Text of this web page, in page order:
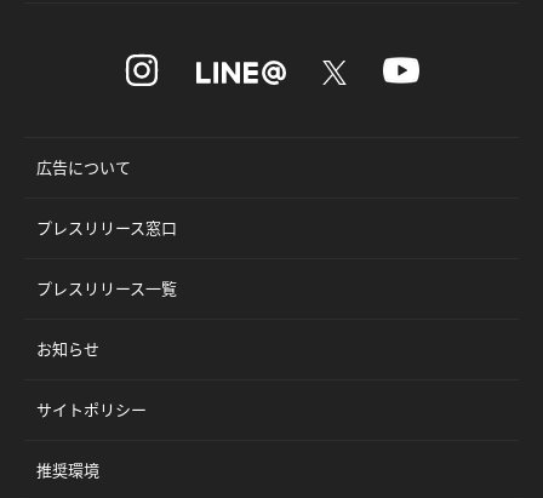
広告について
プレスリリース窓口
プレスリリース一覧
お知らせ
サイトポリシー
推奨環境